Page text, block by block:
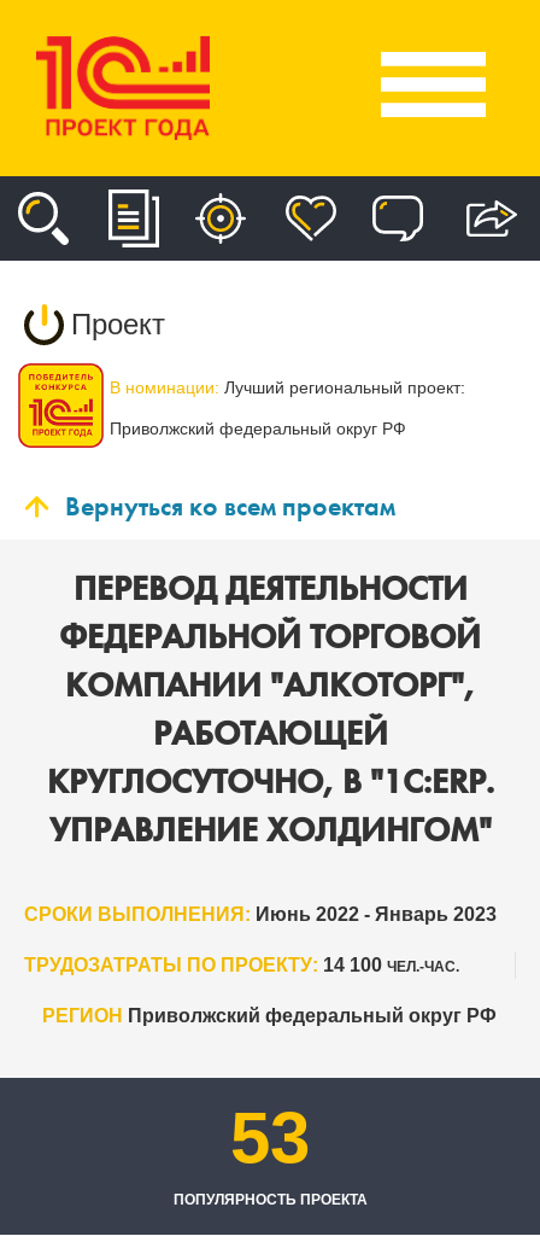
Проект
В номинации: Лучший региональный проект:
Приволжский федеральный округ РФ
Вернуться ко всем проектам
ПЕРЕВОД ДЕЯТЕЛЬНОСТИ
ФЕДЕРАЛЬНОЙ ТОРГОВОЙ
КОМПАНИИ "АЛКОТОРГ",
РАБОТАЮЩЕЙ
КРУГЛОСУТОЧНО, В "1C:ERP.
УПРАВЛЕНИЕ ХОЛДИНГОМ"
СРОКИ ВЫПОЛНЕНИЯ: Июнь 2022 - Январь 2023
ТРУДОЗАТРАТЫ ПО ПРОЕКТУ: 14 100 ЧЕЛ.-ЧАС.
РЕГИОН Приволжский федеральный округ РФ
53
ПОПУЛЯРНОСТЬ ПРОЕКТА